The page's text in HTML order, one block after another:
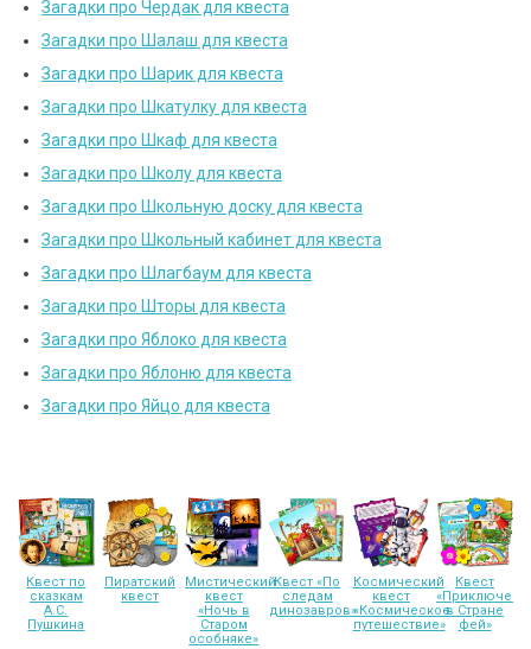
Загадки про Чердак для квеста
Загадки про Шалаш для квеста
Загадки про Шарик для квеста
Загадки про Шкатулку для квеста
Загадки про Шкаф для квеста
Загадки про Школу для квеста
Загадки про Школьную доску для квеста
Загадки про Школьный кабинет для квеста
Загадки про Шлагбаум для квеста
Загадки про Шторы для квеста
Загадки про Яблоко для квеста
Загадки про Яблоню для квеста
Загадки про Яйцо для квеста
Квест по
сказкам
А.С.
Пушкина
Пиратский
квест
Мистический
квест
«Ночь в
Старом
особняке»
Квест «По
следам
динозавров»
Космический
квест
«Космическое
путешествие»
Квест
в Стране
фей»